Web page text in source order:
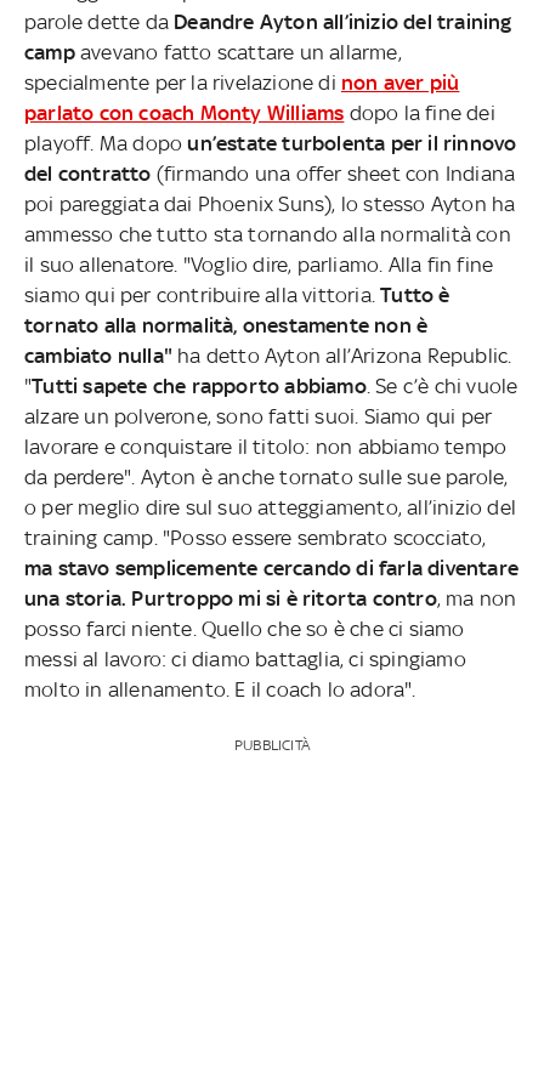
parole dette da Deandre Ayton all’inizio del training
campavevano fatto scattare un allarme,
specialmente per la rivelazione di non aver più
parlato con coach Monty Williams dopo la fine dei
playoff. Ma dopoun’estate turbolenta per il rinnovo
del contratto (firmando una offer sheet con Indiana
poi pareggiata dai Phoenix Suns), lo stesso Ayton ha
ammesso che tutto sta tornando alla normalità con
il suo allenatore. "Voglio dire, parliamo. Alla fin fine
siamo qui per contribuire alla vittoria.Tutto è
tornato alla normalità, onestamente non è
cambiato nulla" ha detto Ayton all’Arizona Republic.
"Tutti sapete che rapporto abbiamo. Se c’è chi vuole
alzare un polverone, sono fatti suoi. Siamo qui per
lavorare e conquistare il titolo: non abbiamo tempo
da perdere". Ayton è anche tornato sulle sue parole,
o per meglio dire sul suo atteggiamento, all’inizio del
training camp. "Posso essere sembrato scocciato,
ma stavo semplicemente cercando di farla diventare
una storia. Purtroppo mi si è ritorta contro, ma non
posso farci niente. Quello che so è che ci siamo
messi al lavoro: ci diamo battaglia, ci spingiamo
molto in allenamento. E il coach lo adora".
PUBBLICITÀ